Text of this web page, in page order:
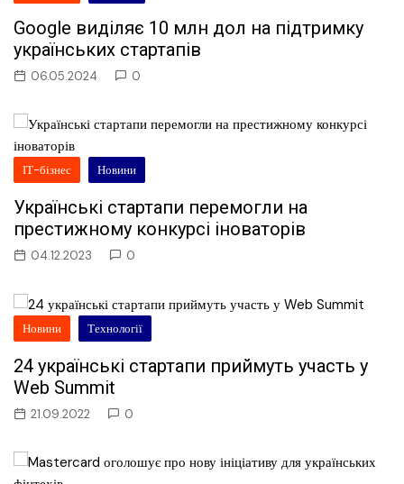
Google виділяє 10 млн дол на підтримку
українських стартапів
06.05.2024 0
ІТ-бізнес Новини
Українські стартапи перемогли на
престижному конкурсі іноваторів
04.12.2023 0
Новини Технології
24 українські стартапи приймуть участь у
Web Summit
21.09.2022 0